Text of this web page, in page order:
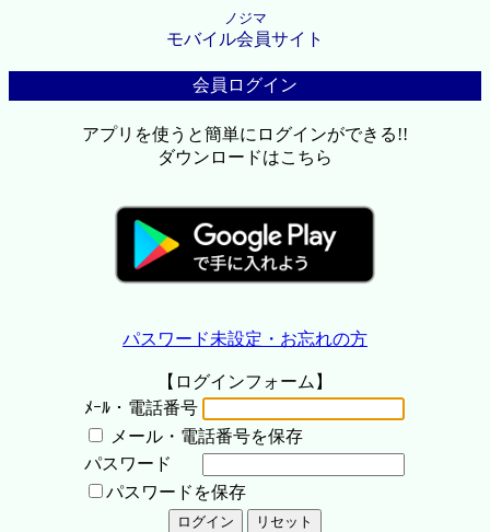
ノジマ
モバイル会員サイト
会員ログイン
アプリを使うと簡単にログインができる!!
ダウンロードはこちら
パスワード未設定・お忘れの方
【ログインフォーム】
ﾒｰﾙ・電話番号
メール・電話番号を保存
パスワード
パスワードを保存